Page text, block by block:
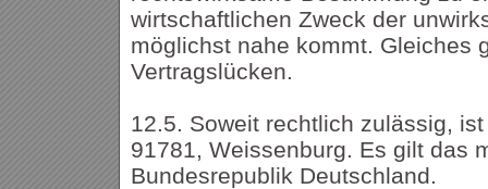
wirtschaftlichen Zweck der
möglichst nahe kommt. Gleiches
Vertragslücken.
12.5. Soweit rechtlich zulässig,
91781, Weissenburg. Es gilt das
Bundesrepublik Deutschland.